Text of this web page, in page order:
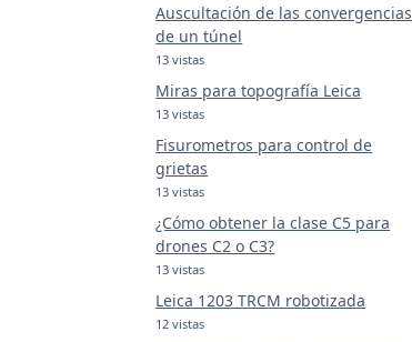
Auscultación de las convergencias
de un túnel
13 vistas
Miras para topografía Leica
13 vistas
Fisurometros para control de
grietas
13 vistas
¿Cómo obtener la clase C5 para
drones C2 o C3?
13 vistas
Leica 1203 TRCM robotizada
12 vistas